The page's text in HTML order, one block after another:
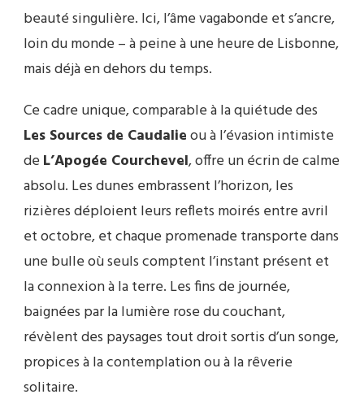
beauté singulière. Ici, l’âme vagabonde et s’ancre,
loin du monde – à peine à une heure de Lisbonne,
mais déjà en dehors du temps.
Ce cadre unique, comparable à la quiétude des
Les Sources de Caudalieou à l’évasion intimiste
de L’Apogée Courchevel, offre un écrin de calme
absolu. Les dunes embrassent l’horizon, les
rizières déploient leurs reflets moirés entre avril
et octobre, et chaque promenade transporte dans
une bulle où seuls comptent l’instant présent et
la connexion à la terre. Les fins de journée,
baignées par la lumière rose du couchant,
révèlent des paysages tout droit sortis d’un songe,
propices à la contemplation ou à la rêverie
solitaire.